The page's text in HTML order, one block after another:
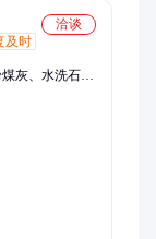
洽谈
及时
灰、水洗石、
、火山石粉、
晶石粉、夜光
石子、石英